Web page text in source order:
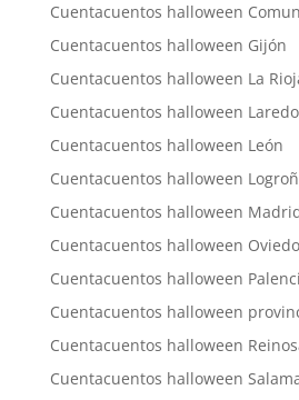
Cuentacuentos halloween
Cuentacuentos halloween Gijón
Cuentacuentos halloween La
Cuentacuentos halloween Laredo
Cuentacuentos halloween León
Cuentacuentos halloween
Cuentacuentos halloween
Cuentacuentos halloween Oviedo
Cuentacuentos halloween
Cuentacuentos halloween
Cuentacuentos halloween
Cuentacuentos halloween